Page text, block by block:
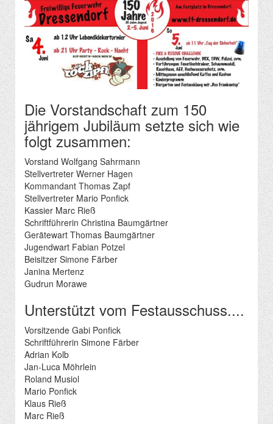
Die Vorstandschaft zum 150
jährigem Jubiläum setzte sich wie
folgt zusammen:
Vorstand Wolfgang Sahrmann
Stellvertreter Werner Hagen
Kommandant Thomas Zapf
Stellvertreter Mario Ponfick
Kassier Marc Rieß
Schriftführerin Christina Baumgärtner
Gerätewart Thomas Baumgärtner
Jugendwart Fabian Potzel
Beisitzer Simone Färber
Janina Mertenz
Gudrun Morawe
Unterstützt vom Festausschuss....
Vorsitzende Gabi Ponfick
Schriftführerin Simone Färber
Adrian Kolb
Jan-Luca Möhrlein
Roland Musiol
Mario Ponfick
Klaus Rieß
Marc Rieß